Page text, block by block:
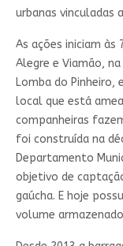
urbanas vinculadas
As ações iniciam às
Alegre e Viamão,
Lomba do Pinheiro,
local que está
companheiras
foi construída na
Departamento
objetivo de
gaúcha. E hoje
volume